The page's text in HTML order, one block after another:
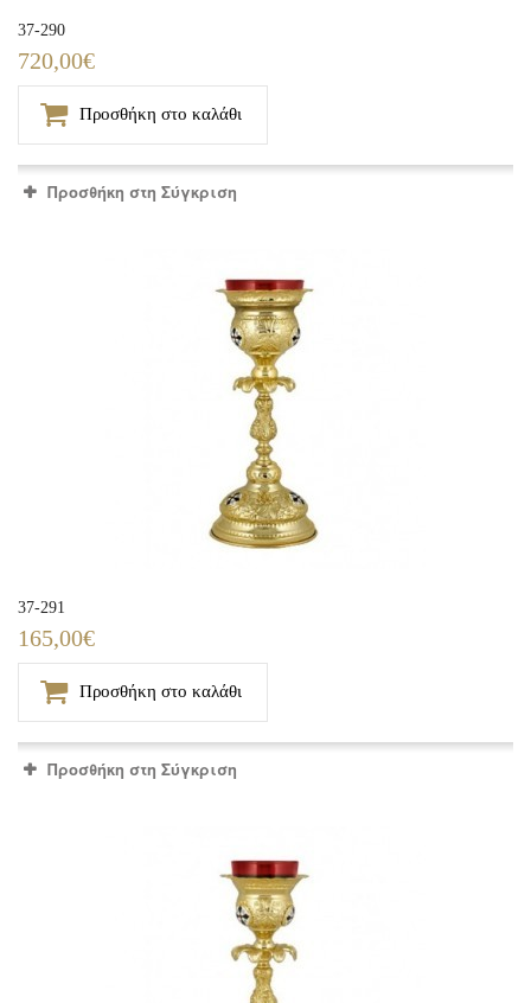
37-290
720,00€
Προσθήκη στο καλάθι
Προσθήκη στη Σύγκριση
37-291
165,00€
Προσθήκη στο καλάθι
Προσθήκη στη Σύγκριση